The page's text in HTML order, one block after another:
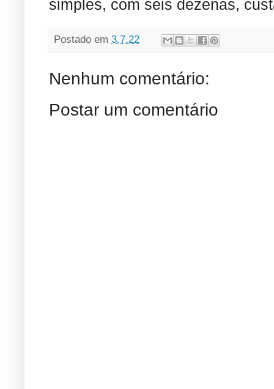
simples, com seis dezenas,
Postado em 3.7.22
Nenhum comentário:
Postar um comentário